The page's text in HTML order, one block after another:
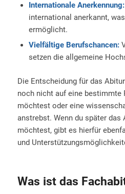
Internationale Anerkennung:
international anerkannt,
ermöglicht.
Vielfältige Berufschancen:
setzen die allgemeine
Die Entscheidung für das
noch nicht auf eine bestimmte
möchtest oder eine
anstrebst. Wenn du später das
möchtest, gibt es hierfür
und
Was ist das